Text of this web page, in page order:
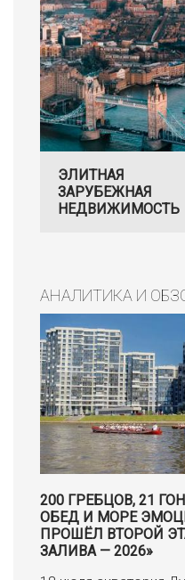
ЭЛИТНАЯ
ЗАРУБЕЖНАЯ
НЕДВИЖИМОСТЬ
АНАЛИТИКА И
200 ГРЕБЦОВ, 21
ОБЕД И МОРЕ
ПРОШЁЛ ВТОРОЙ
ЗАЛИВА — 2026»